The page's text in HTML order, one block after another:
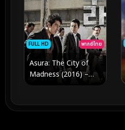
FULL HD พากย์ไทย
Asura: The City of
Madness (2016) –
มหากาพย์ความเสื่อมทราม
คนดี